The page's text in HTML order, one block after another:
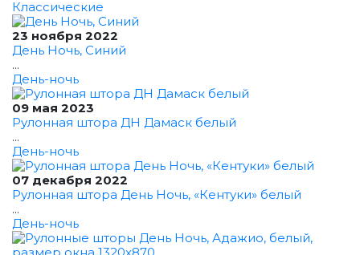
Классические
23 ноября 2022
День Ночь, Синий
...
День-ночь
09 мая 2023
Рулонная штора ДН Дамаск белый
...
День-ночь
07 декабря 2022
Рулонная штора День Ночь, «Кентуки» белый
...
День-ночь